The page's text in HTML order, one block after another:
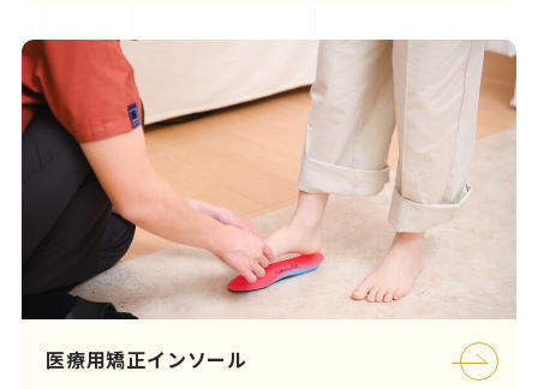
医療用矯正インソール